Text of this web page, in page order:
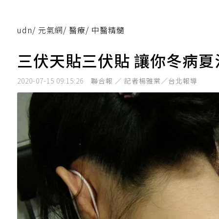
udn/ 元氣網/ 醫療/ 中醫精髓
三伏天貼三伏貼 讓你冬病
2020-07-15 09:15:26 聯合報 ／ 記者楊雅棠／台北報導